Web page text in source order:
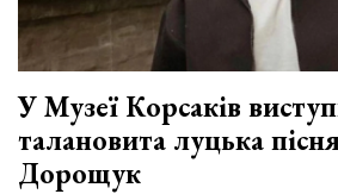
У Музеї Корсаків
талановита луцька
Дорощук